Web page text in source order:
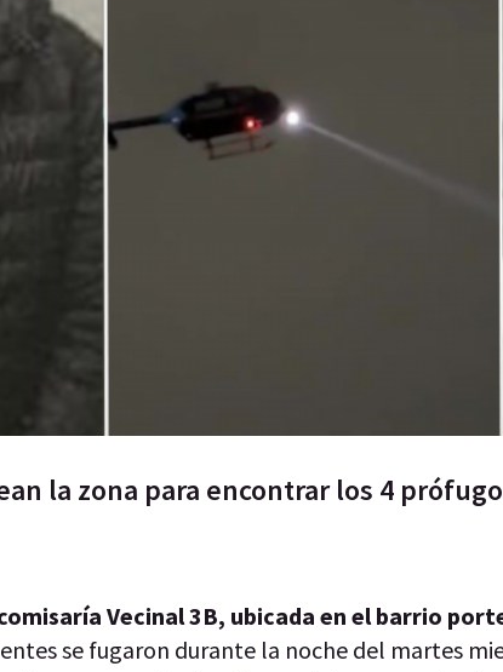
la zona para encontrar los 4
Vecinal 3B, ubicada en el barrio
se fugaron durante la noche del martes